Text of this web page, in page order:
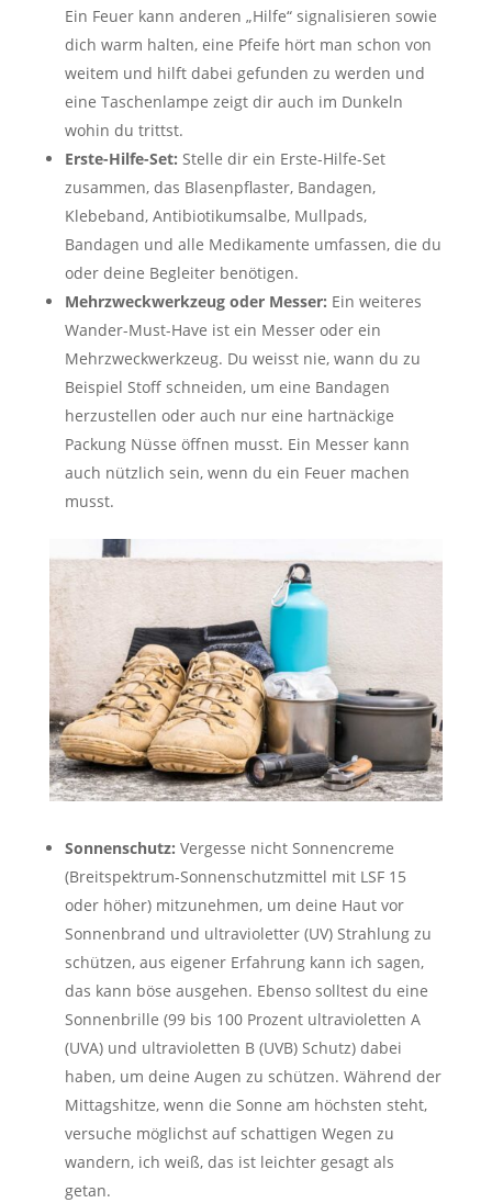
Ein Feuer kann anderen „Hilfe“ signalisieren sowie
dich warm halten, eine Pfeife hört man schon von
weitem und hilft dabei gefunden zu werden und
eine Taschenlampe zeigt dir auch im Dunkeln
wohin du trittst.
Erste-Hilfe-Set: Stelle dir ein Erste-Hilfe-Set
zusammen, das Blasenpflaster, Bandagen,
Klebeband, Antibiotikumsalbe, Mullpads,
Bandagen und alle Medikamente umfassen, die du
oder deine Begleiter benötigen.
Mehrzweckwerkzeug oder Messer: Ein weiteres
Wander-Must-Have ist ein Messer oder ein
Mehrzweckwerkzeug. Du weisst nie, wann du zu
Beispiel Stoff schneiden, um eine Bandagen
herzustellen oder auch nur eine hartnäckige
Packung Nüsse öffnen musst. Ein Messer kann
auch nützlich sein, wenn du ein Feuer machen
musst.
Sonnenschutz: Vergesse nicht Sonnencreme
(Breitspektrum-Sonnenschutzmittel mit LSF 15
oder höher) mitzunehmen, um deine Haut vor
Sonnenbrand und ultravioletter (UV) Strahlung zu
schützen, aus eigener Erfahrung kann ich sagen,
das kann böse ausgehen. Ebenso solltest du eine
Sonnenbrille (99 bis 100 Prozent ultravioletten A
(UVA) und ultravioletten B (UVB) Schutz) dabei
haben, um deine Augen zu schützen. Während der
Mittagshitze, wenn die Sonne am höchsten steht,
versuche möglichst auf schattigen Wegen zu
wandern, ich weiß, das ist leichter gesagt als
getan.